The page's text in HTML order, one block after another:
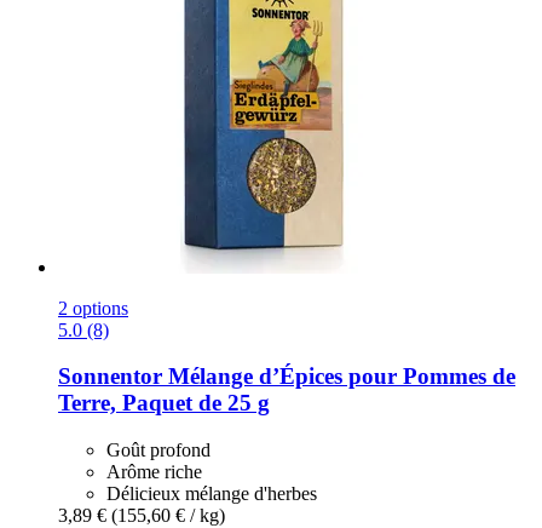
2 options
5.0 (8)
Sonnentor Mélange d’Épices pour Pommes de
Terre, Paquet de 25 g
Goût profond
Arôme riche
Délicieux mélange d'herbes
3,89 € (155,60 € / kg)